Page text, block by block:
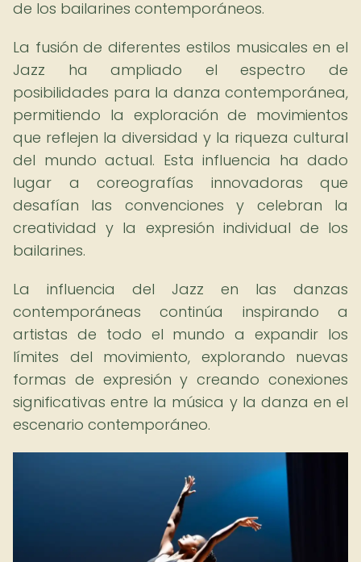
de los bailarines contemporáneos.
La fusión de diferentes estilos musicales en el
Jazz ha ampliado el espectro de
posibilidades para la danza contemporánea,
permitiendo la exploración de movimientos
que reflejen la diversidad y la riqueza cultural
del mundo actual. Esta influencia ha dado
lugar a coreografías innovadoras que
desafían las convenciones y celebran la
creatividad y la expresión individual de los
bailarines.
La influencia del Jazz en las danzas
contemporáneas continúa inspirando a
artistas de todo el mundo a expandir los
límites del movimiento, explorando nuevas
formas de expresión y creando conexiones
significativas entre la música y la danza en el
escenario contemporáneo.